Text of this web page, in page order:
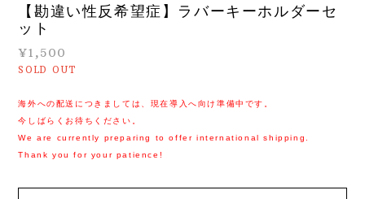
【勘違い性反希望症】ラバーキーホルダーセ
ット
¥1,500
SOLD OUT
海外への配送につきましては、現在導入へ向け準備中です。
今しばらくお待ちください。
We are currently preparing to offer international shipping.
Thank you for your patience!